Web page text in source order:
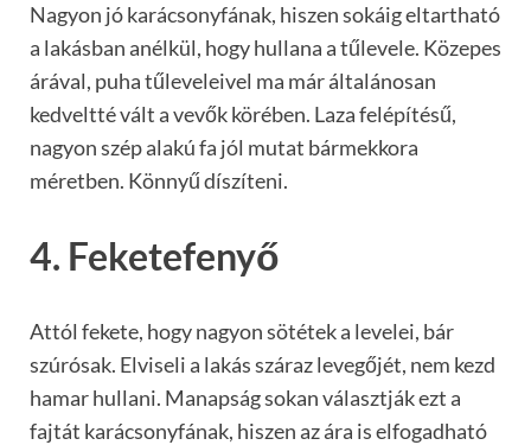
Nagyon jó karácsonyfának, hiszen sokáig eltartható
a lakásban anélkül, hogy hullana a tűlevele. Közepes
árával, puha tűleveleivel ma már általánosan
kedveltté vált a vevők körében. Laza felépítésű,
nagyon szép alakú fa jól mutat bármekkora
méretben. Könnyű díszíteni.
4. Feketefenyő
Attól fekete, hogy nagyon sötétek a levelei, bár
szúrósak. Elviseli a lakás száraz levegőjét, nem kezd
hamar hullani. Manapság sokan választják ezt a
fajtát karácsonyfának, hiszen az ára is elfogadható